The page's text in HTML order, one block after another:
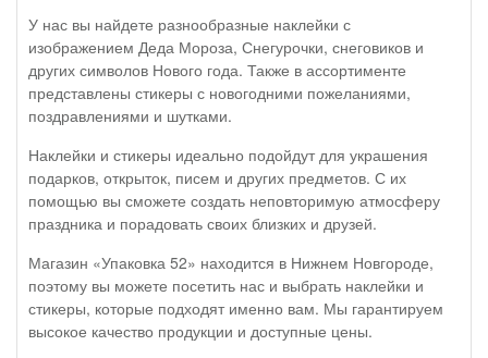
У нас вы найдете разнообразные наклейки с
изображением Деда Мороза, Снегурочки, снеговиков и
других символов Нового года. Также в ассортименте
представлены стикеры с новогодними пожеланиями,
поздравлениями и шутками.
Наклейки и стикеры идеально подойдут для украшения
подарков, открыток, писем и других предметов. С их
помощью вы сможете создать неповторимую атмосферу
праздника и порадовать своих близких и друзей.
Магазин «Упаковка 52» находится в Нижнем Новгороде,
поэтому вы можете посетить нас и выбрать наклейки и
стикеры, которые подходят именно вам. Мы гарантируем
высокое качество продукции и доступные цены.